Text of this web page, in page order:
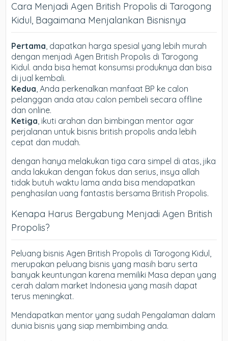
Cara Menjadi Agen British Propolis di Tarogong
Kidul, Bagaimana Menjalankan Bisnisnya
Pertama, dapatkan harga spesial yang lebih murah
dengan menjadi Agen British Propolis di Tarogong
Kidul. anda bisa hemat konsumsi produknya dan bisa
di jual kembali.
Kedua, Anda perkenalkan manfaat BP ke calon
pelanggan anda atau calon pembeli secara offline
dan online.
Ketiga, ikuti arahan dan bimbingan mentor agar
perjalanan untuk bisnis british propolis anda lebih
cepat dan mudah.
dengan hanya melakukan tiga cara simpel di atas, jika
anda lakukan dengan fokus dan serius, insya allah
tidak butuh waktu lama anda bisa mendapatkan
penghasilan uang fantastis bersama British Propolis.
Kenapa Harus Bergabung Menjadi Agen British
Propolis?
Peluang bisnis Agen British Propolis di Tarogong Kidul,
merupakan peluang bisnis yang masih baru serta
banyak keuntungan karena memiliki Masa depan yang
cerah dalam market Indonesia yang masih dapat
terus meningkat.
Mendapatkan mentor yang sudah Pengalaman dalam
dunia bisnis yang siap membimbing anda.